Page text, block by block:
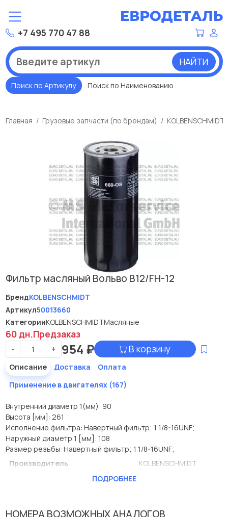
+7 495 770 47 88
НАЙТИ
Поиск по Артикулу Поиск по Наименованию
Главная Грузовые запчасти (по брендам) KOLBENSCHMIDT
Фильтр масляный Вольво B12/FH-12
БрендKOLBENSCHMIDT
Артикул50013660
КатегорииKOLBENSCHMIDTМасляные
60 дн.Предзаказ
- + 954 ₽ В корзину
Описание Доставка
Оплата
Применение в двигателях (167)
Внутренний диаметр 1(мм): 90
Высота [мм]: 261
Исполнение фильтра: Навертный фильтр; 1 1/8-16UNF;
Наружный диаметр 1 [мм]: 108
Размер резьбы: Навертный фильтр; 1 1/8-16UNF;
Производитель
KOLBENSCHMIDT
Внутренний диаметр 1(мм)ПОДРОБНЕЕ
НОМЕРА ВОЗМОЖНЫХ АНАЛОГОВ